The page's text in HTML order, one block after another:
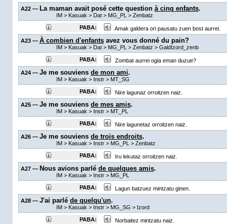
A22 — La maman avait posé cette question à cinq enfants.
IM> Kasuak > Dat> MG_PL > Zenbatz
PABA:
Amak galdera ori pausatu zuen bost aurrei.
A23 — À combien d'enfantsavez vous donné du pain?
IM> Kasuak > Dat> MG_PL > Zenbatz > GaldIzord_zenb
PABA:
Zombat aurrei ogia eman duzue?
A24 — Je me souviens de mon ami.
IM> Kasuak > Instr> MT_SG
PABA:
Nire lagunaz orroitzen naiz.
A25 — Je me souviens de mes amis.
IM> Kasuak > Instr> MT_PL
PABA:
Nire lagunetaz orroitzen naiz.
A26 — Je me souviens de trois endroits.
IM> Kasuak > Instr> MG_PL > Zenbatz
PABA:
Iru lekutaz orroitzen naiz.
A27 — Nous avions parlé de quelques amis.
IM> Kasuak > Instr> MG_PL
PABA:
Lagun batzuez mintzatu ginen.
A28 — J'ai parlé de quelqu'un.
IM> Kasuak > Instr> MG_SG > Izord
PABA:
Norbaitez mintzatu naiz.